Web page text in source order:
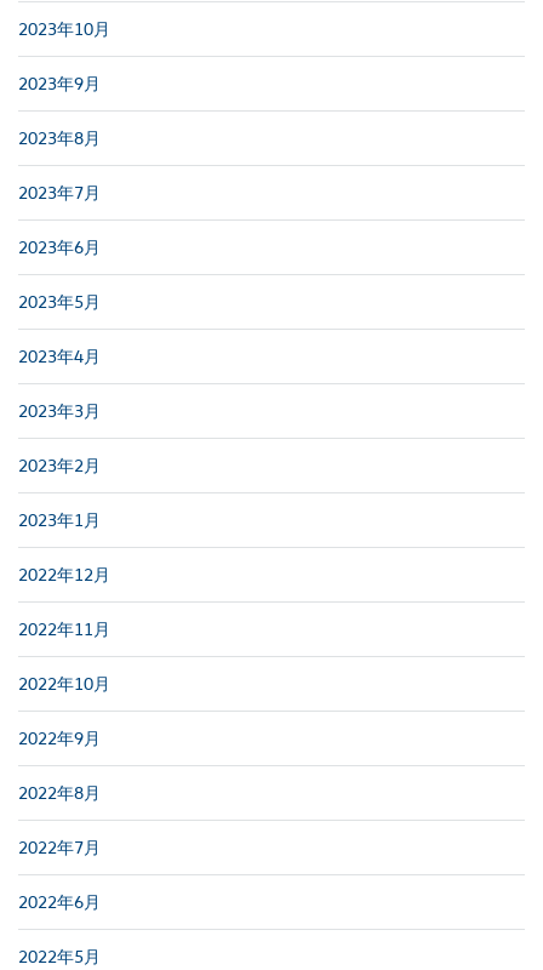
2023年10月
2023年9月
2023年8月
2023年7月
2023年6月
2023年5月
2023年4月
2023年3月
2023年2月
2023年1月
2022年12月
2022年11月
2022年10月
2022年9月
2022年8月
2022年7月
2022年6月
2022年5月